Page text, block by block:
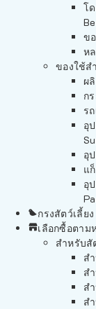
โ
ข
ห
ของใช้ส
ผ
ก
ร
อุ
อุ
แ
อุ
กรงสัตว์เลี้ย
เลือกซื้อตาม
สำหรับสั
ส
ส
ส
ส